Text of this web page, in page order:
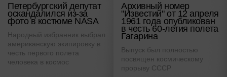
Петербургский депутат
оскандалился из-за
фото в костюме NASA
Народный избранник выбрал
американскую экипировку в
честь первого полета
человека в космос
Архивный номер
"Известий" от 12 апреля
1961 года опубликован
в честь 60-летия полета
Гагарина
Выпуск был полностью
посвящен космическому
прорыву СССР